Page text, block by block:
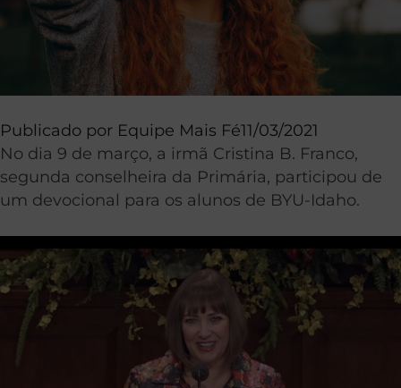
Publicado por Equipe Mais Fé11/03/2021
No dia 9 de março, a irmã Cristina B. Franco,
segunda conselheira da Primária, participou de
um devocional para os alunos de BYU-Idaho.